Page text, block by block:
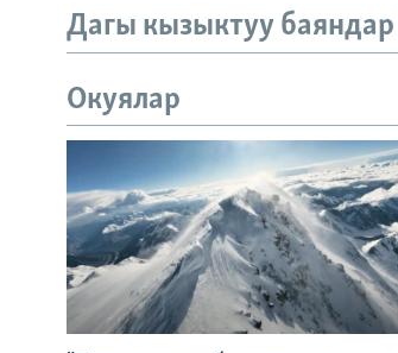
Дагы кызыктуу баяндар
Окуялар